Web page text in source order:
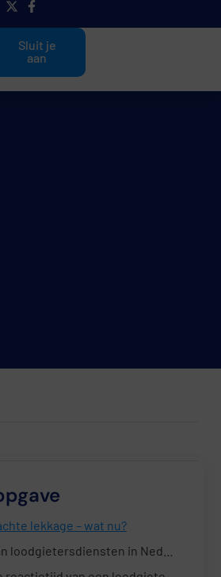
Sluit je
aan
lekkage – wat nu?